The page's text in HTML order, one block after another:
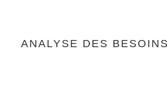
ANALYSE DES BESOINS